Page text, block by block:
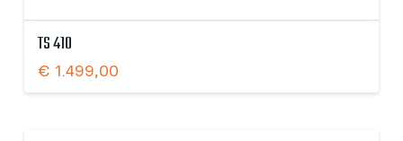
TS 410
€ 1.499,00